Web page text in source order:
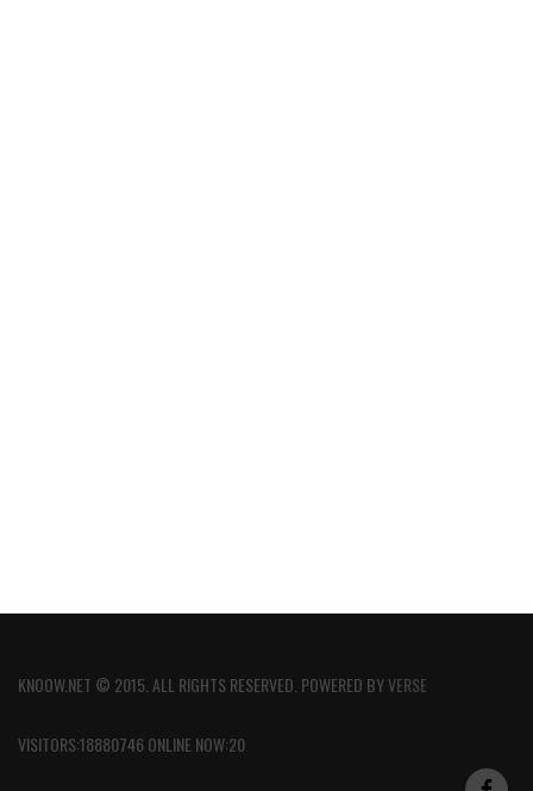
KNOOW.NET © 2015. ALL RIGHTS RESERVED. POWERED BYVERSE
VISITORS:18880746 ONLINE NOW:20